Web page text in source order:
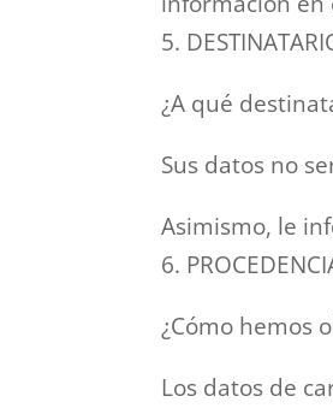
5.
¿A qué
Sus datos no
Asimismo, le
6.
¿Cómo hemos
Los datos de